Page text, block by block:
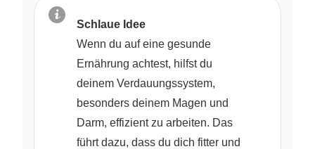
Schlaue Idee
Wenn du auf eine gesunde
Ernährung achtest, hilfst du
deinem Verdauungssystem,
besonders deinem Magen und
Darm, effizient zu arbeiten. Das
führt dazu, dass du dich fitter und